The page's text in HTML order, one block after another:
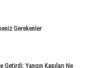
Gerekenler
Getirdi: Yangın Kapıları Ne